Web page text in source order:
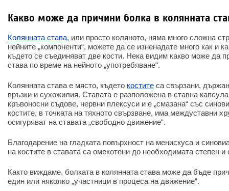
Какво може да причини болка в колянната
Колянната става, или просто коляното, няма много сложна
нейните „компоненти“, можете да се изненадате много как и
където се съединяват две кости. Нека видим какво може да
става по време на нейното „употребяване“.
Колянната става е място, където костите са свързани,
връзки и сухожилия. Ставата е разположена в ставна
кръвоносни съдове, нервни плексуси и е „смазана“ със
костите, в точката на тяхното свързване, има междуставни
осигуряват на ставата „свободно движение“.
Благодарение на гладката повърхност на менискуса и
на костите в ставата са омекотени до необходимата степен
Както виждаме, болката в колянната става може да бъде
един или няколко „участници в процеса на движение“.